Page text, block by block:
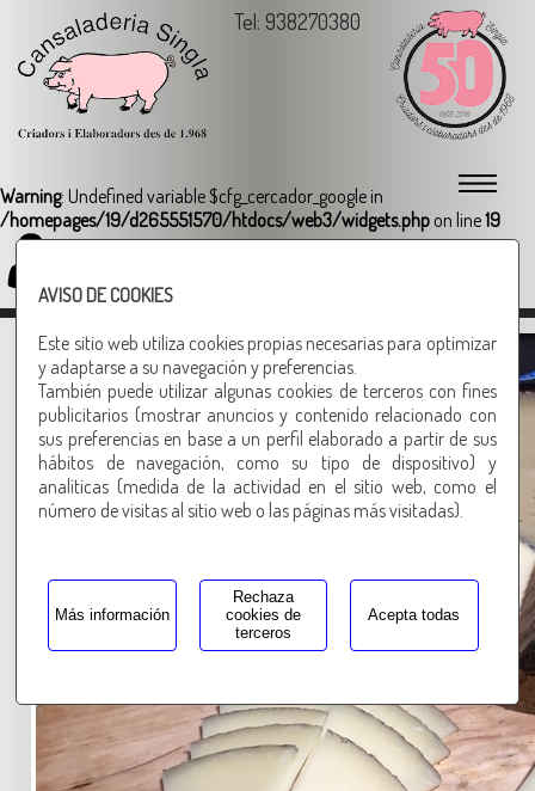
AVISO DE COOKIES
Este sitio web utiliza cookies propias necesarias para optimizar
y adaptarse a su navegación y preferencias.
También puede utilizar algunas cookies de terceros con fines
publicitarios (mostrar anuncios y contenido relacionado con
sus preferencias en base a un perfil elaborado a partir de sus
hábitos de navegación, como su tipo de dispositivo) y
analíticas (medida de la actividad en el sitio web, como el
número de visitas al sitio web o las páginas más visitadas).
Más información
Rechaza
cookies de
terceros
Acepta todas
Tel: 938270380
Warning: Undefined variable $cfg_cercador_google in
/homepages/19/d265551570/htdocs/web3/widgets.php on line19
Login
semi curado
excelente relación calidad-
precio
Otros productos recomendados